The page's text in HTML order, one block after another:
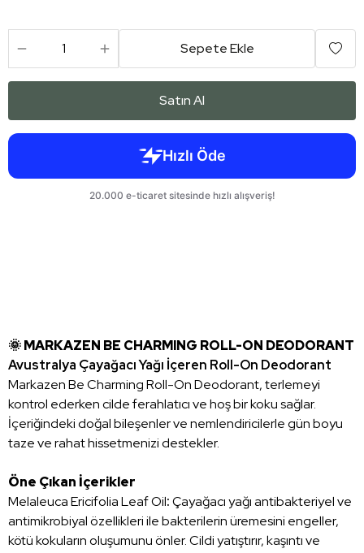
Sepete Ekle
Satın Al
🌞 MARKAZEN BE CHARMING ROLL-ON DEODORANT
Avustralya Çayağacı Yağı İçeren Roll-On Deodorant
Markazen Be Charming Roll-On Deodorant, terlemeyi
kontrol ederken cilde ferahlatıcı ve hoş bir koku sağlar.
İçeriğindeki doğal bileşenler ve nemlendiricilerle gün boyu
taze ve rahat hissetmenizi destekler.
Öne Çıkan İçerikler
Melaleuca Ericifolia Leaf Oil:Çayağacı yağı antibakteriyel ve
antimikrobiyal özellikleri ile bakterilerin üremesini engeller,
kötü kokuların oluşumunu önler. Cildi yatıştırır, kaşıntı ve